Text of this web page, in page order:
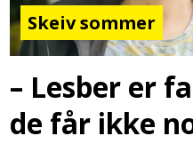
Skeiv sommer
– Lesber er
de får ikke